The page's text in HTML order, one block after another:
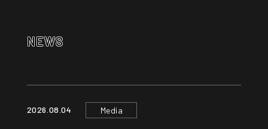
NEWS
2026.08.04 Media